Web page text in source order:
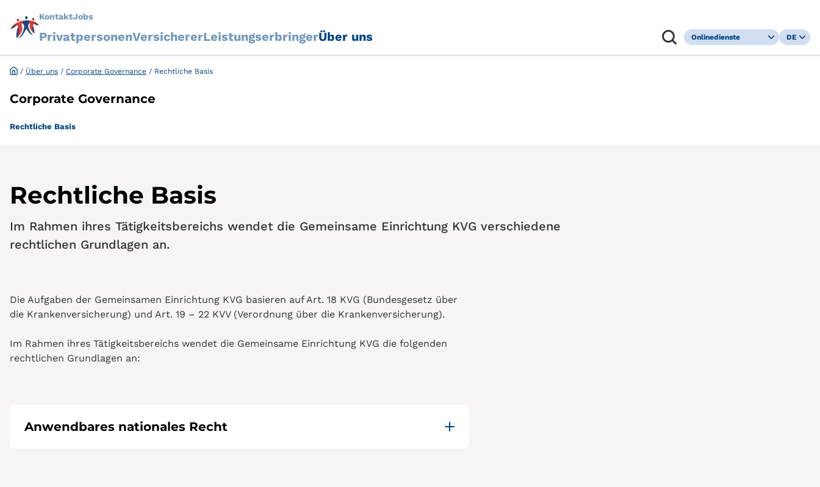
KontaktJobs
PrivatpersonenVersichererLeistungserbringerÜber uns Onlinedienste
Kundenportal
DE
FR
/ Über uns / Corporate Governance / Rechtliche Basis
Corporate Governance
Rechtliche Basis
Rechtliche Basis
Im Rahmen ihres Tätigkeitsbereichs wendet die Gemeinsame Einrichtung KVG verschiedene
rechtlichen Grundlagen an.
Die Aufgaben der Gemeinsamen Einrichtung KVG basieren auf Art. 18 KVG (Bundesgesetz über
die Krankenversicherung) und Art. 19 – 22 KVV (Verordnung über die Krankenversicherung).
Im Rahmen ihres Tätigkeitsbereichs wendet die Gemeinsame Einrichtung KVG die folgenden
rechtlichen Grundlagen an:
Anwendbares nationales Recht